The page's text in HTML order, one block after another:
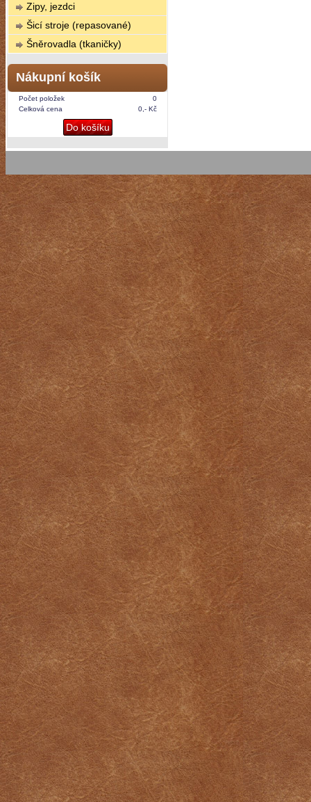
Zipy, jezdci
Šicí stroje (repasované)
Šněrovadla (tkaničky)
Nákupní košík
Počet položek
0
Celková cena
0,- Kč
Do košíku